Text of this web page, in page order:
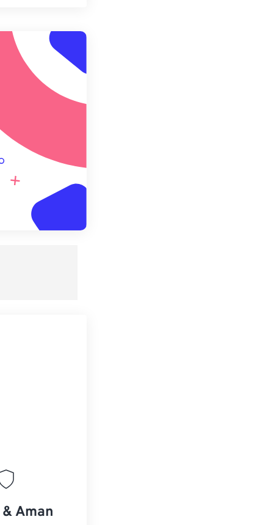
dari Preset
Preset
Aman